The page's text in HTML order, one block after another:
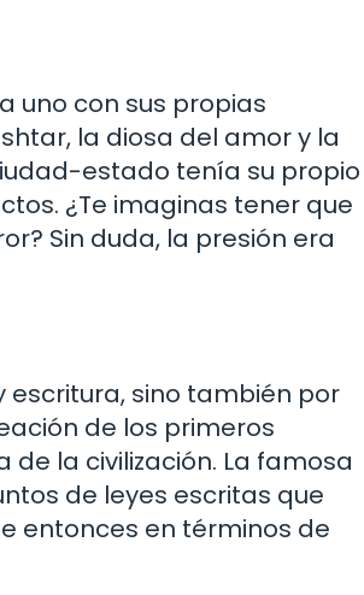
uno con sus propias
la diosa del amor y la
estado tenía su propio
¿Te imaginas tener que
Sin duda, la presión era
escritura, sino también por
de los primeros
la civilización. La famosa
de leyes escritas que
entonces en términos de